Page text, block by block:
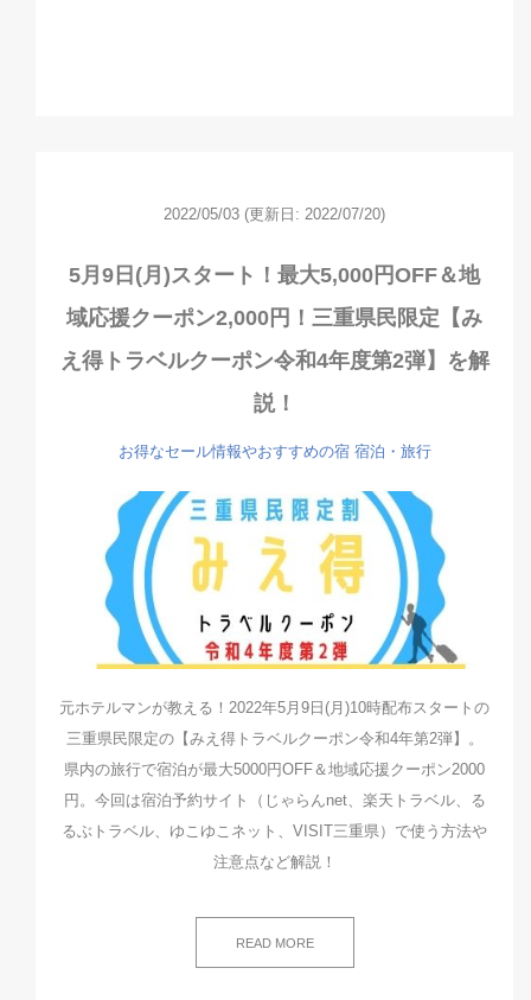
2022/05/03 (更新日: 2022/07/20)
5月9日(月)スタート！最大5,000円OFF＆地
域応援クーポン2,000円！三重県民限定【み
え得トラベルクーポン令和4年度第2弾】を解
説！
お得なセール情報やおすすめの宿 宿泊・旅行
元ホテルマンが教える！2022年5月9日(月)10時配布スタートの
三重県民限定の【みえ得トラベルクーポン令和4年第2弾】。
県内の旅行で宿泊が最大5000円OFF＆地域応援クーポン2000
円。今回は宿泊予約サイト（じゃらんnet、楽天トラベル、る
るぶトラベル、ゆこゆこネット、VISIT三重県）で使う方法や
注意点など解説！
READ MORE